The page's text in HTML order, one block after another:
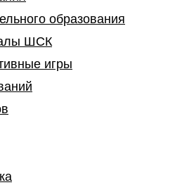
образования
ШСК
игры